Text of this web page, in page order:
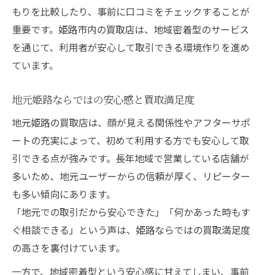
もりを比較したり、事前に口コミをチェックすることが
重要です。姫路市内の買取店は、地域密着型のサービス
を通じて、利用者が安心して取引できる環境作りを進め
ています。
地元姫路ならではの安心感と買取満足度
地元姫路の買取店は、顔が見える関係性やアフターサポ
ートの充実によって、初めて利用する方でも安心して取
引できる点が強みです。長年地域で営業している店舗が
多いため、地元ユーザーからの信頼が厚く、リピーター
も多い傾向にあります。
「地元での取引だから安心できた」「何かあった時もす
ぐ相談できる」という声は、姫路ならではの買取満足度
の高さを裏付けています。
一方で、地域密着型という安心感に甘えてしまい、事前